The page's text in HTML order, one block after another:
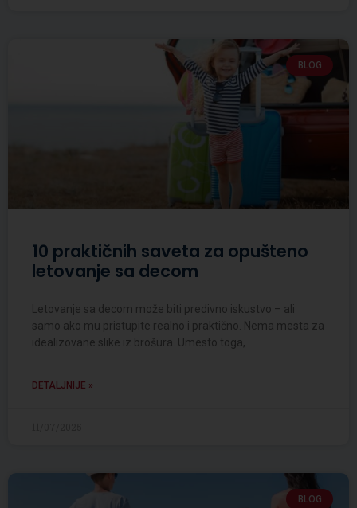
BLOG
10 praktičnih saveta za opušteno
letovanje sa decom
Letovanje sa decom može biti predivno iskustvo – ali
samo ako mu pristupite realno i praktično. Nema mesta za
idealizovane slike iz brošura. Umesto toga,
DETALJNIJE »
BLOG